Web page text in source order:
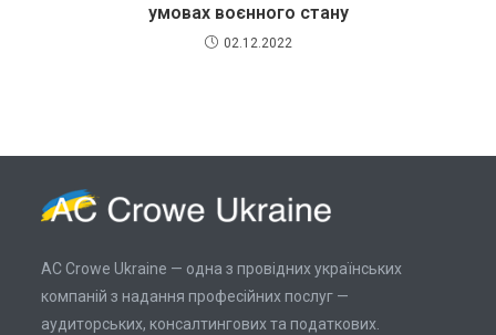
умовах воєнного стану
02.12.2022
AC Crowe Ukraine — одна з провідних українських
компаній з надання професійних послуг —
аудиторських, консалтингових та податкових.